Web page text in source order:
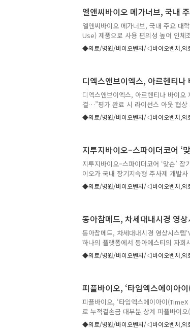
피부미용 시술에 대한 의료진과 환자들
가 꾸준한 출하량 증가세를 이어온 결
확장도 이번 성과와 함께 주목받고 있
엘앤씨바이오 메가너브, 국내
엘앤씨바이오 메가너브, 국내 주요 대
Use) 제품으로 사용 편의성 높여 인체
(290650)는 자사의 동종신경이식재
원 40여 곳에 도입되며 신경재건 분야
메가너브는 신경 결손 부위 재건을 위
ECM(Extracellular Matrix) 기반 동종
구강악안면외과 등 다양한 진료과에
◆의료/병원/바이오벤처/◁바이오벤처,의
디엑스앤브이엑스, 아르헨티나
디엑스앤브이엑스, 아르헨티나 바이
결…”평가 완료 시 라이선스 아웃 협상
는 아르헨티나 소재 바이오 제약사와
플랫폼) 관련 물질이전계약(MTA)을
현지 핵심 바이오텍 기업으로 알려졌다
명을 공개하지 않기로 했다. 양사는
오 USA(Bio International
◆의료/병원/바이오벤처/◁바이오벤처,의
지투지바이오–스파이더코어 ‘
지투지바이오–스파이더코어 ‘맞손’
이오가 국내 장기지속형 주사제 개발
공지능(AI)을 선제적으로 도입하여, 제
(Speed)를 모두 획기적으로 증대시킨
생하는 방대한 양의 데이터를 AI가 학
공정 분석까지 자동화하는 것이 핵심
속형 제형 연구 및 공정 개발에 AI를
◆의료/병원/바이오벤처/◁바이오벤처,의
동아참메드, 차세대내시경 영
동아참메드, 차세대내시경 영상시스템
하나의 플랫폼에서 동아에스티의 자
세대 내시경 영상시스템 ‘V1 Smart
F7’을 출시했다고 21일 밝혔다. V1
성을 높였다. 또한 듀얼 광섬유 조명 구
게 확보했으며, 영상 노이즈를 줄이
열을 효과적으로 배출하는 구조를 적
◆의료/병원/바이오벤처/◁바이오벤처,의
피플바이오, ‘타임엑스에이아
피플바이오, ‘타임엑스에이아이
로 누적결손금 대부분 상계 피플바이
명을 ‘타임엑스에이아이(TimeX AI)’로
장 사업 확대에 나선다고 밝혔다. 회
◆의료/병원/바이오벤처/◁바이오벤처,의